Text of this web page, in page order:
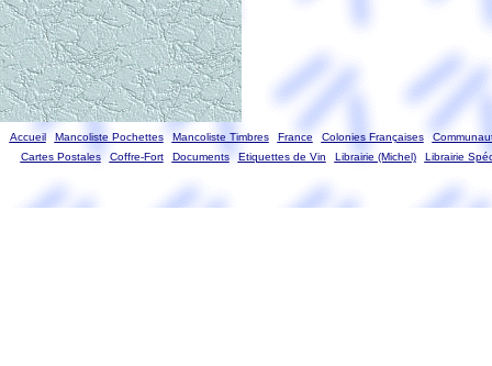
Accueil Mancoliste Pochettes Mancoliste Timbres France Colonies Françaises
Cartes Postales
Coffre-Fort Documents Etiquettes de Vin Librairie (Michel) Librairie